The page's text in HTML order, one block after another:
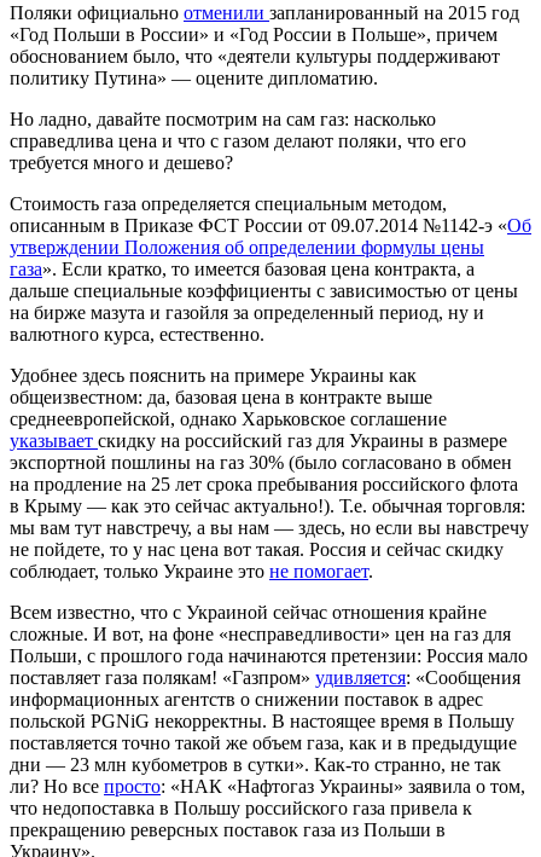
Поляки официально отменили запланированный на 2015 год
«Год Польши в России» и «Год России в Польше», причем
обоснованием было, что «деятели культуры поддерживают
политику Путина» — оцените дипломатию.
Но ладно, давайте посмотрим на сам газ: насколько
справедлива цена и что с газом делают поляки, что его
требуется много и дешево?
Стоимость газа определяется специальным методом,
описанным в Приказе ФСТ России от 09.07.2014 №1142-э «Об
утверждении Положения об определении формулы цены
газа». Если кратко, то имеется базовая цена контракта, а
дальше специальные коэффициенты с зависимостью от цены
на бирже мазута и газойля за определенный период, ну и
валютного курса, естественно.
Удобнее здесь пояснить на примере Украины как
общеизвестном: да, базовая цена в контракте выше
среднеевропейской, однако Харьковское соглашение
указывает скидку на российский газ для Украины в размере
экспортной пошлины на газ 30% (было согласовано в обмен
на продление на 25 лет срока пребывания российского флота
в Крыму — как это сейчас актуально!). Т.е. обычная торговля:
мы вам тут навстречу, а вы нам — здесь, но если вы навстречу
не пойдете, то у нас цена вот такая. Россия и сейчас скидку
соблюдает, только Украине это не помогает.
Всем известно, что с Украиной сейчас отношения крайне
сложные. И вот, на фоне «несправедливости» цен на газ для
Польши, с прошлого года начинаются претензии: Россия мало
поставляет газа полякам! «Газпром» удивляется: «Сообщения
информационных агентств о снижении поставок в адрес
польской PGNiG некорректны. В настоящее время в Польшу
поставляется точно такой же объем газа, как и в предыдущие
дни — 23 млн кубометров в сутки». Как-то странно, не так
ли? Но все просто: «НАК «Нафтогаз Украины» заявила о том,
что недопоставка в Польшу российского газа привела к
прекращению реверсных поставок газа из Польши в
Украину».